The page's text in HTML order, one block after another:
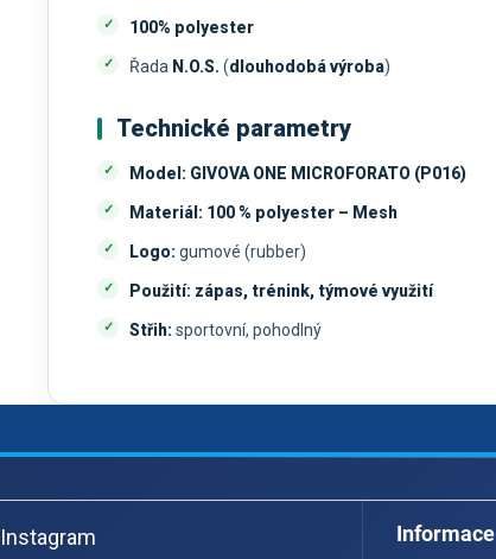
100% polyester
Řada N.O.S. (dlouhodobá výroba)
Technické parametry
Model: GIVOVA ONE MICROFORATO (P016)
Materiál: 100 % polyester – Mesh
Logo: gumové (rubber)
Použití: zápas, trénink, týmové využití
Střih: sportovní, pohodlný
á
pInstagram Informace